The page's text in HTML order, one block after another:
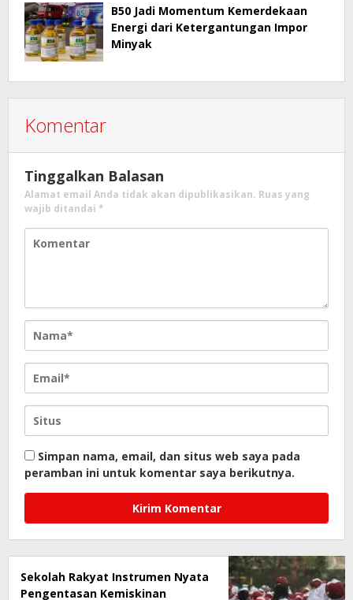
B50 Jadi Momentum Kemerdekaan
Energi dari Ketergantungan Impor
Minyak
Komentar
Tinggalkan Balasan
Alamat email Anda tidak akan dipublikasikan. Ruas yang
wajib ditandai *
Simpan nama, email, dan situs web saya pada
peramban ini untuk komentar saya berikutnya.
Sekolah Rakyat Instrumen Nyata
Pengentasan Kemiskinan